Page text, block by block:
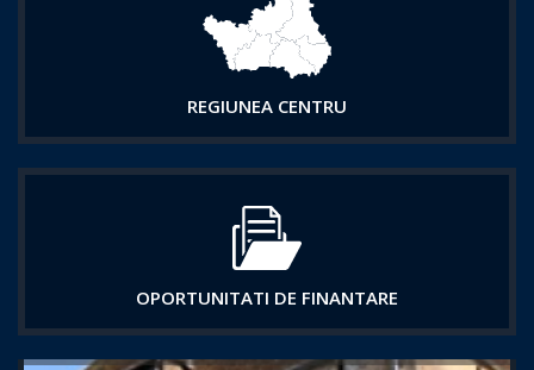
REGIUNEA CENTRU
OPORTUNITATI DE FINANTARE